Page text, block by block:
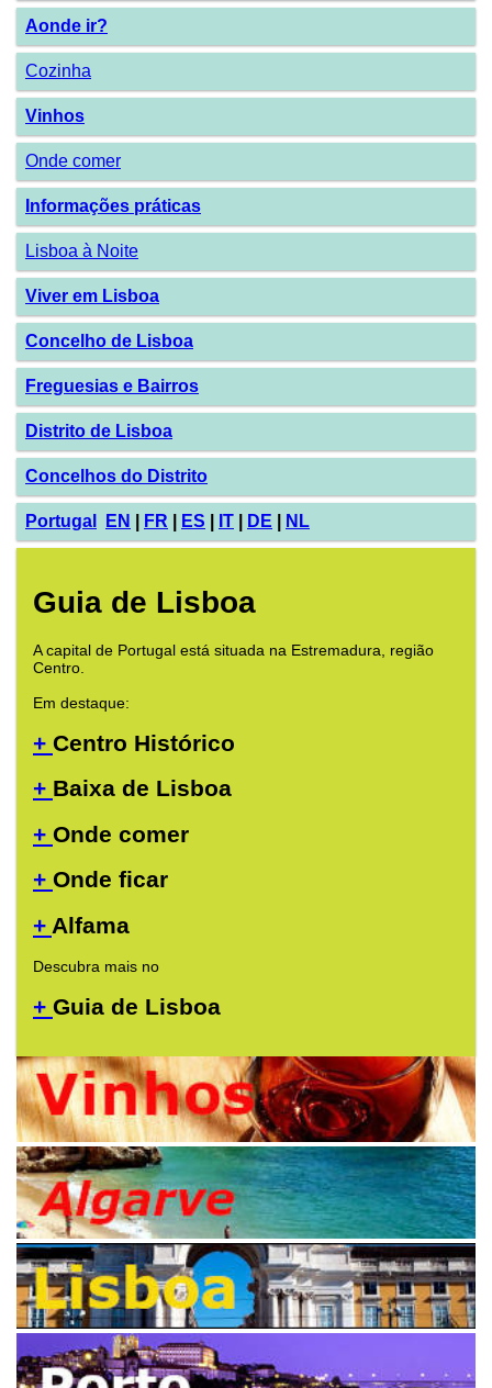
Aonde ir?
Cozinha
Vinhos
Onde comer
Informações práticas
Lisboa à Noite
Viver em Lisboa
Concelho de Lisboa
Freguesias e Bairros
Distrito de Lisboa
Concelhos do Distrito
Portugal EN FR ES IT DE NL
Guia de Lisboa
A capital de Portugal está situada na Estremadura, região
Centro.
Em destaque:
+ Centro Histórico
+ Baixa de Lisboa
+ Onde comer
+ Onde ficar
+ Alfama
Descubra mais no
+ Guia de Lisboa